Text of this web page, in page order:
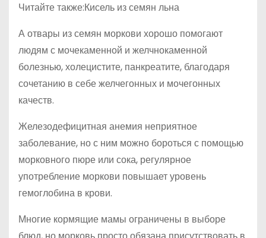
Читайте также:Кисель из семян льна
А отвары из семян моркови хорошо помогают
людям с мочекаменной и желчнокаменной
болезнью, холецистите, панкреатите, благодаря
сочетанию в себе желчегонных и мочегонных
качеств.
Железодефицитная анемия неприятное
заболевание, но с ним можно бороться с помощью
морковного пюре или сока, регулярное
употребление моркови повышает уровень
гемоглобина в крови.
Многие кормящие мамы ограничены в выборе